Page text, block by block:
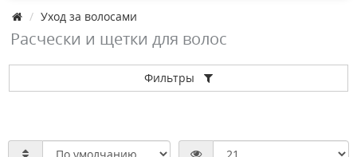
Уход за волосами
Расчески и щетки для волос
Фильтры